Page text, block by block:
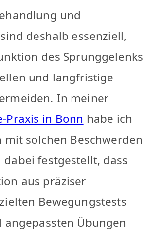
und
deshalb essenziell,
des Sprunggelenks
und langfristige
In meiner
Praxis in Bonn habe ich
mit solchen Beschwerden
festgestellt, dass
aus präziser
Bewegungstests
Übungen